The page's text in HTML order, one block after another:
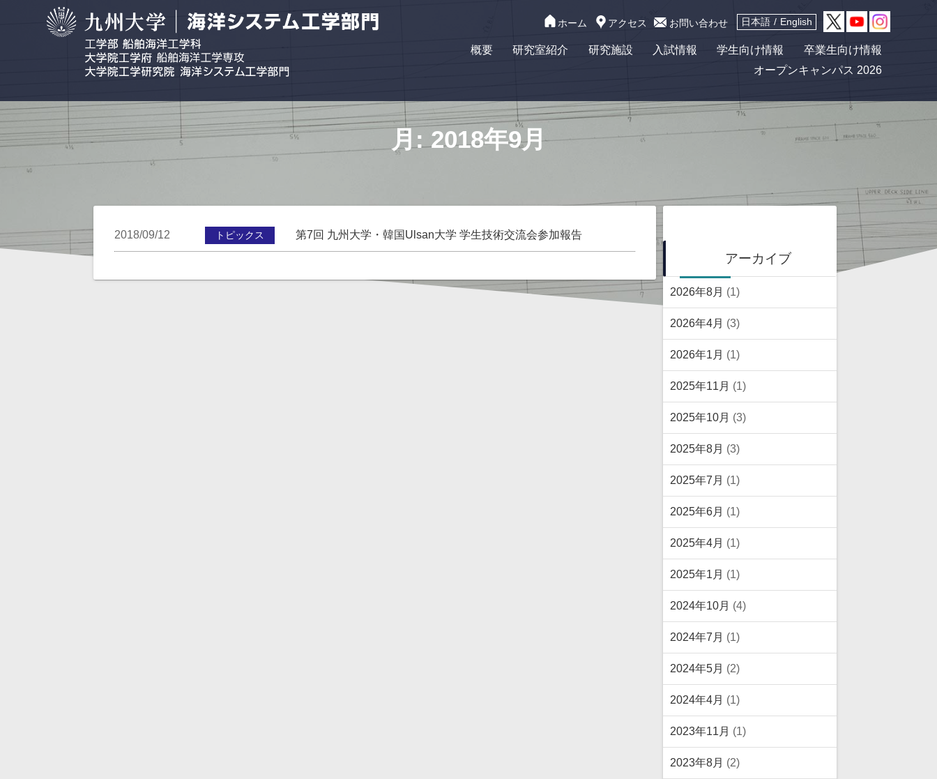
English
日本語
ホーム アクセス お問い合わせ
概要 研究室紹介 研究施設 入試情報 学生向け情報
卒業生向け情報
オープンキャンパス 2026
月:2018年9月
2018/09/12 トピックス 第7回 九州大学・韓国Ulsan大学 学生技術交流会参加報告
アーカイブ
2026年8月 (1)
2026年4月 (3)
2026年1月 (1)
2025年11月 (1)
2025年10月 (3)
2025年8月 (3)
2025年7月 (1)
2025年6月 (1)
2025年4月 (1)
2025年1月 (1)
2024年10月 (4)
2024年7月 (1)
2024年5月 (2)
2024年4月 (1)
2023年11月 (1)
2023年8月 (2)